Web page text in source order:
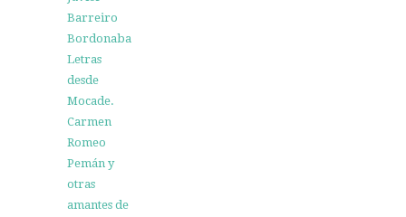
Barreiro
Bordonaba
Letras
desde
Mocade.
Carmen
Romeo
Pemán y
otras
amantes de